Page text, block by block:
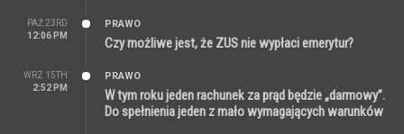
PAŹ 23RD
12:06 PM
PRAWO
Czy możliwe jest, że ZUS nie wypłaci emerytur?
WRZ 15TH
2:52 PM
PRAWO
W tym roku jeden rachunek za prąd będzie „darmowy”.
Do spełnienia jeden z mało wymagających warunków